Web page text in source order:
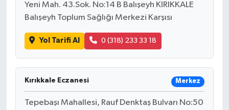
Yeni Mah. 43.Sok. No:14 B Balışeyh KIRIKKALE
Balışeyh Toplum Sağlığı Merkezi Karşısı
Yol Tarifi Al 0 (318) 233 33 18
Kırıkkale Eczanesi Merkez
Tepebaşı Mahallesi, Rauf Denktaş Bulvarı No:50